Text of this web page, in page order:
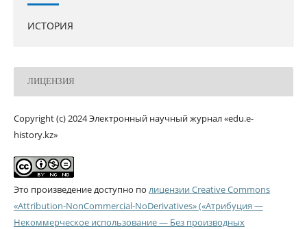
ИСТОРИЯ
ЛИЦЕНЗИЯ
Copyright (c) 2024 Электронный научный журнал «edu.e-
history.kz»
Это произведение доступно по лицензии Creative Commons
«Attribution-NonCommercial-NoDerivatives» («Атрибуция —
Некоммерческое использование — Без производных